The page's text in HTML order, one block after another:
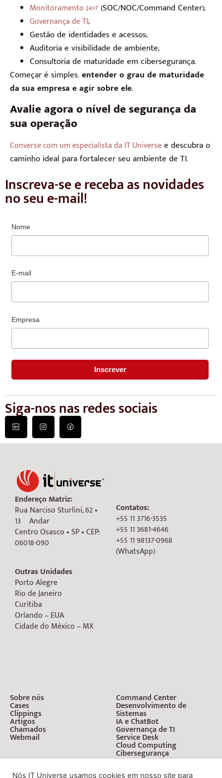
Monitoramento 24×7(SOC/NOC/Command Center);
Governança de TI;
Gestão de identidades e acessos;
Auditoria e visibilidade de ambiente;
Consultoria de maturidade em cibersegurança.
Começar é simples: entender o grau de maturidade
da sua empresa e agir sobre ele.
Avalie agora o nível de segurança da
sua operação
Converse com um especialista da IT Universee descubra o
caminho ideal para fortalecer seu ambiente de TI.
Inscreva-se e receba as novidades
no seu e-mail!
Nome
E-mail
Empresa
Siga-nos nas redes sociais
Endereço Matriz:
Rua Narciso Sturlini, 62 •
13º Andar
Centro Osasco • SP • CEP:
06018-090
Outras Unidades
Porto Alegre
Rio de Janeiro
Curitiba
Orlando – EUA
Cidade do México – MX
Contatos:
+55 11 3716-3535
+55 11 3681-4646
+55 11 98137-0968
(WhatsApp)
Sobre nós
Cases
Clippings
Artigos
Chamados
Webmail
Command Center
Desenvolvimento de
Sistemas
IA e ChatBot
Governança de TI
Service Desk
Cloud Computing
Cibersegurança
Nós IT Universe usamos cookies em nosso site para